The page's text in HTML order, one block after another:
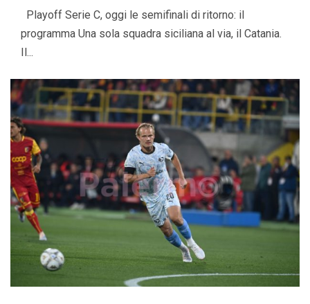
Playoff Serie C, oggi le semifinali di ritorno: il
programma Una sola squadra siciliana al via, il Catania.
Il...